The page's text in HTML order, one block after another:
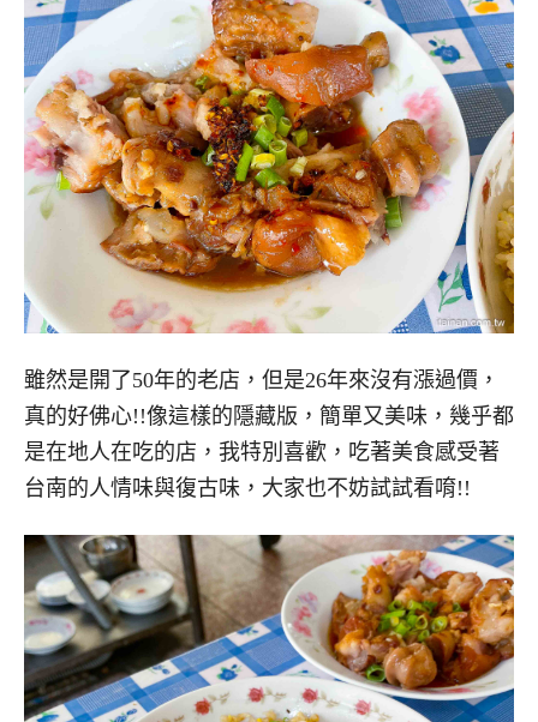
雖然是開了50年的老店，但是26年來沒有漲過價，
真的好佛心!!像這樣的隱藏版，簡單又美味，幾乎都
是在地人在吃的店，我特別喜歡，吃著美食感受著
台南的人情味與復古味，大家也不妨試試看唷!!